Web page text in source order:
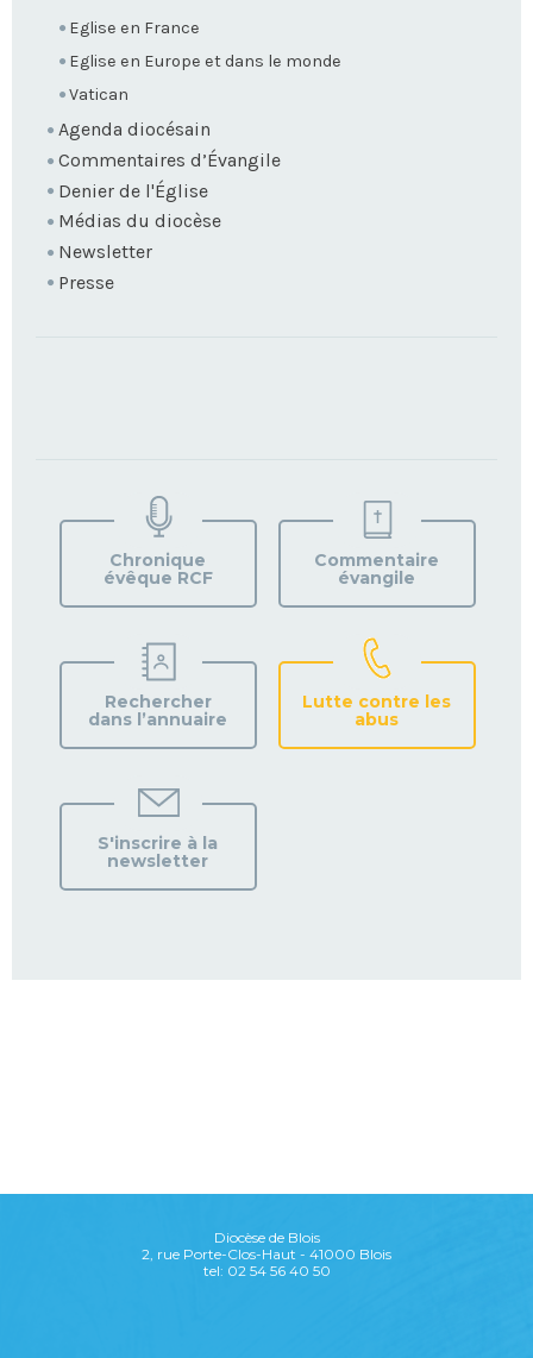
Eglise en France
Eglise en Europe et dans le monde
Vatican
Agenda diocésain
Commentaires d’Évangile
Denier de l'Église
Médias du diocèse
Newsletter
Presse
VOTRE
PAROISSE
Chronique
évêque RCF
Commentaire
évangile
Rechercher
dans l’annuaire
Lutte contre les
abus
S'inscrire à la
newsletter
Diocèse de Blois
2, rue Porte-Clos-Haut - 41000 Blois
tel: 02 54 56 40 50